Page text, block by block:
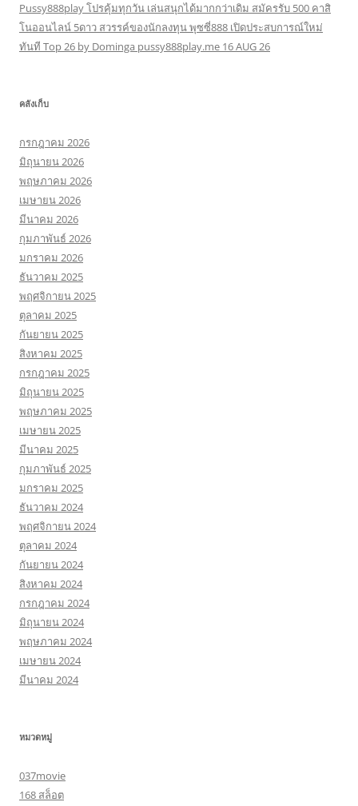
Pussy888play โปรคุ้มทุกวัน เล่นสนุกได้มากกว่าเดิม สมัครรับ 500 คาสิ
โนออนไลน์ 5ดาว สวรรค์ของนักลงทุน พุซซี่888 เปิดประสบการณ์ใหม่
ทันที Top 26 by Dominga pussy888play.me 16 AUG 26
คลังเก็บ
กรกฎาคม 2026
มิถุนายน 2026
พฤษภาคม 2026
เมษายน 2026
มีนาคม 2026
กุมภาพันธ์ 2026
มกราคม 2026
ธันวาคม 2025
พฤศจิกายน 2025
ตุลาคม 2025
กันยายน 2025
สิงหาคม 2025
กรกฎาคม 2025
มิถุนายน 2025
พฤษภาคม 2025
เมษายน 2025
มีนาคม 2025
กุมภาพันธ์ 2025
มกราคม 2025
ธันวาคม 2024
พฤศจิกายน 2024
ตุลาคม 2024
กันยายน 2024
สิงหาคม 2024
กรกฎาคม 2024
มิถุนายน 2024
พฤษภาคม 2024
เมษายน 2024
มีนาคม 2024
หมวดหมู่
037movie
168 สล็อต